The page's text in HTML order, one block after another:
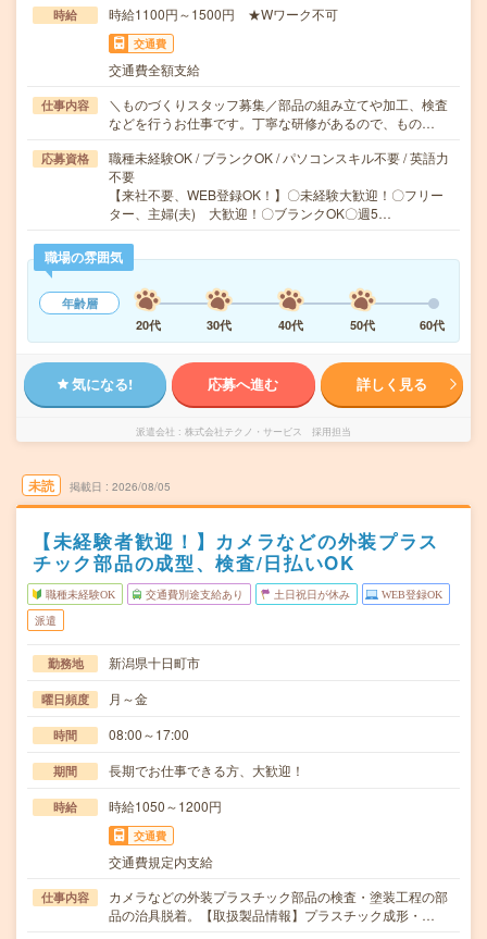
時給 時給1100円～1500円 ★Wワーク不可
交通費
交通費全額支給
仕事内容
＼ものづくりスタッフ募集／部品の組み立てや加工、検査
などを行うお仕事です。丁寧な研修があるので、もの…
応募資格
職種未経験OK / ブランクOK / パソコンスキル不要 / 英語力
不要
【来社不要、WEB登録OK！】〇未経験大歓迎！〇フリー
ター、主婦(夫) 大歓迎！〇ブランクOK〇週5…
職場の雰囲気
年齢層
20代
30代 40代 50代 60代
気になる! 応募へ進む 詳しく見る
派遣会社 株式会社テクノ・サービス 採用担当
未読 掲載日 2026/08/05
【未経験者歓迎！】カメラなどの外装プラス
チック部品の成型、検査/日払いOK
職種未経験OK 交通費別途支給あり 土日祝日が休み WEB登録OK
派遣
勤務地 新潟県十日町市
曜日頻度 月～金
時間 08:00～17:00
期間 長期でお仕事できる方、大歓迎！
時給 時給1050～1200円
交通費
交通費規定内支給
仕事内容
カメラなどの外装プラスチック部品の検査・塗装工程の部
品の治具脱着。【取扱製品情報】プラスチック成形・…